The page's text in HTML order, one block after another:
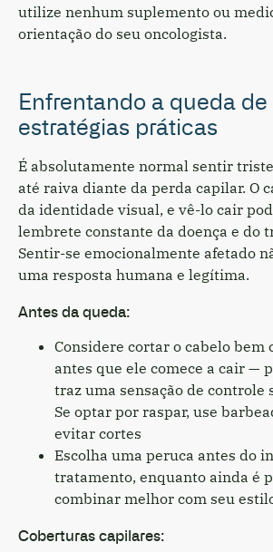
utilize nenhum suplemento ou
orientação do seu oncologista.
Enfrentando a queda
estratégias práticas
É absolutamente normal sentir
até raiva diante da perda capilar. O
da identidade visual, e vê-lo cair
lembrete constante da doença e do
Sentir-se emocionalmente afetado
uma resposta humana e legítima.
Antes da queda:
Considere cortar o cabelo bem
antes que ele comece a cair —
traz uma sensação de controle
Se optar por raspar, use
evitar cortes
Escolha uma peruca antes do
tratamento, enquanto ainda é
combinar melhor com seu
Coberturas capilares: